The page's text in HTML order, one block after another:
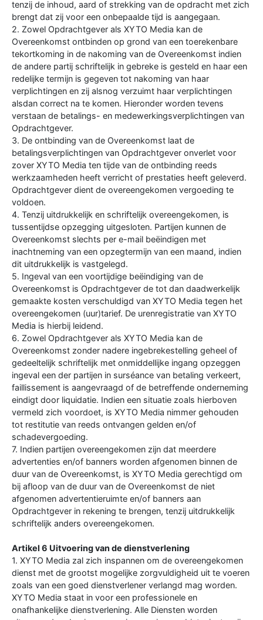
tenzij de inhoud, aard of strekking van de opdracht met zich
brengt dat zij voor een onbepaalde tijd is aangegaan.
2. Zowel Opdrachtgever als XYTO Media kan de
Overeenkomst ontbinden op grond van een toerekenbare
tekortkoming in de nakoming van de Overeenkomst indien
de andere partij schriftelijk in gebreke is gesteld en haar een
redelijke termijn is gegeven tot nakoming van haar
verplichtingen en zij alsnog verzuimt haar verplichtingen
alsdan correct na te komen. Hieronder worden tevens
verstaan de betalings- en medewerkingsverplichtingen van
Opdrachtgever.
3. De ontbinding van de Overeenkomst laat de
betalingsverplichtingen van Opdrachtgever onverlet voor
zover XYTO Media ten tijde van de ontbinding reeds
werkzaamheden heeft verricht of prestaties heeft geleverd.
Opdrachtgever dient de overeengekomen vergoeding te
voldoen.
4. Tenzij uitdrukkelijk en schriftelijk overeengekomen, is
tussentijdse opzegging uitgesloten. Partijen kunnen de
Overeenkomst slechts per e-mail beëindigen met
inachtneming van een opzegtermijn van een maand, indien
dit uitdrukkelijk is vastgelegd.
5. Ingeval van een voortijdige beëindiging van de
Overeenkomst is Opdrachtgever de tot dan daadwerkelijk
gemaakte kosten verschuldigd van XYTO Media tegen het
overeengekomen (uur)tarief. De urenregistratie van XYTO
Media is hierbij leidend.
6. Zowel Opdrachtgever als XYTO Media kan de
Overeenkomst zonder nadere ingebrekestelling geheel of
gedeeltelijk schriftelijk met onmiddellijke ingang opzeggen
ingeval een der partijen in surséance van betaling verkeert,
faillissement is aangevraagd of de betreffende onderneming
eindigt door liquidatie. Indien een situatie zoals hierboven
vermeld zich voordoet, is XYTO Media nimmer gehouden
tot restitutie van reeds ontvangen gelden en/of
schadevergoeding.
7. Indien partijen overeengekomen zijn dat meerdere
advertenties en/of banners worden afgenomen binnen de
duur van de Overeenkomst, is XYTO Media gerechtigd om
bij afloop van de duur van de Overeenkomst de niet
afgenomen advertentieruimte en/of banners aan
Opdrachtgever in rekening te brengen, tenzij uitdrukkelijk
schriftelijk anders overeengekomen.
Artikel 6 Uitvoering van de dienstverlening
1. XYTO Media zal zich inspannen om de overeengekomen
dienst met de grootst mogelijke zorgvuldigheid uit te voeren
zoals van een goed dienstverlener verlangd mag worden.
XYTO Media staat in voor een professionele en
onafhankelijke dienstverlening. Alle Diensten worden